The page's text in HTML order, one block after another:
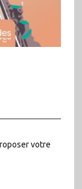
votre